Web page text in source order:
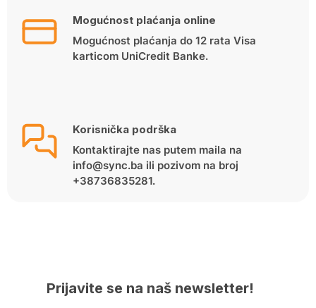
Mogućnost plaćanja online
Mogućnost plaćanja do 12 rata Visa
karticom UniCredit Banke.
Korisnička podrška
Kontaktirajte nas putem maila na
info@sync.ba ili pozivom na broj
+38736835281.
Prijavite se na naš newsletter!